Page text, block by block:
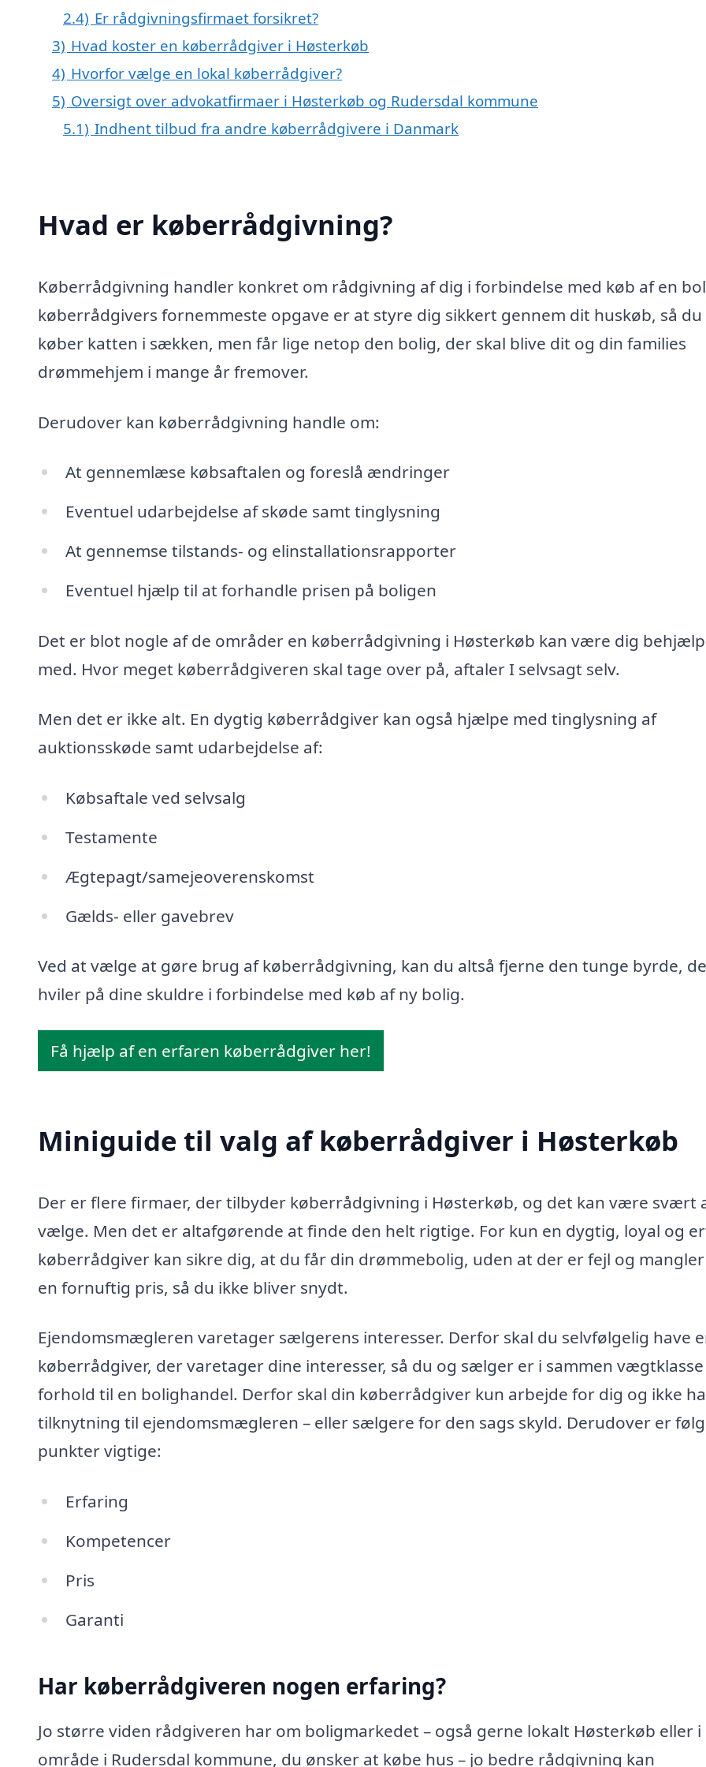
2.4) Er rådgivningsfirmaet forsikret?
3) Hvad koster en køberrådgiver i Høsterkøb
4) Hvorfor vælge en lokal køberrådgiver?
5) Oversigt over advokatfirmaer i Høsterkøb og Rudersdal kommune
5.1) Indhent tilbud fra andre køberrådgivere i Danmark
Hvad er køberrådgivning?
Køberrådgivning handler konkret om rådgivning af dig i forbindelse med køb af en
køberrådgivers fornemmeste opgave er at styre dig sikkert gennem dit huskøb, så du
køber katten i sækken, men får lige netop den bolig, der skal blive dit og din families
drømmehjem i mange år fremover.
Derudover kan køberrådgivning handle om:
At gennemlæse købsaftalen og foreslå ændringer
Eventuel udarbejdelse af skøde samt tinglysning
At gennemse tilstands- og elinstallationsrapporter
Eventuel hjælp til at forhandle prisen på boligen
Det er blot nogle af de områder en køberrådgivning i Høsterkøb kan være dig
med. Hvor meget køberrådgiveren skal tage over på, aftaler I selvsagt selv.
Men det er ikke alt. En dygtig køberrådgiver kan også hjælpe med tinglysning af
auktionsskøde samt udarbejdelse af:
Købsaftale ved selvsalg
Testamente
Ægtepagt/samejeoverenskomst
Gælds- eller gavebrev
Ved at vælge at gøre brug af køberrådgivning, kan du altså fjerne den tunge byrde,
hviler på dine skuldre i forbindelse med køb af ny bolig.
Få hjælp af en erfaren køberrådgiver her!
Miniguide til valg af køberrådgiver i Høsterkøb
Der er flere firmaer, der tilbyder køberrådgivning i Høsterkøb, og det kan være svært
vælge. Men det er altafgørende at finde den helt rigtige. For kun en dygtig, loyal og
køberrådgiver kan sikre dig, at du får din drømmebolig, uden at der er fejl og
en fornuftig pris, så du ikke bliver snydt.
Ejendomsmægleren varetager sælgerens interesser. Derfor skal du selvfølgelig have
køberrådgiver, der varetager dine interesser, så du og sælger er i sammen
forhold til en bolighandel. Derfor skal din køberrådgiver kun arbejde for dig og ikke
tilknytning til ejendomsmægleren – eller sælgere for den sags skyld. Derudover er
punkter vigtige:
Erfaring
Kompetencer
Pris
Garanti
Har køberrådgiveren nogen erfaring?
Jo større viden rådgiveren har om boligmarkedet – også gerne lokalt Høsterkøb eller
område i Rudersdal kommune, du ønsker at købe hus – jo bedre rådgivning kan